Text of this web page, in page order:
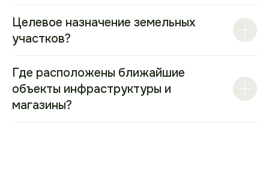
Целевое назначение земельных
участков?
Где расположены ближайшие
объекты инфраструктуры и
магазины?